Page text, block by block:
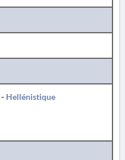
- Hellénistique